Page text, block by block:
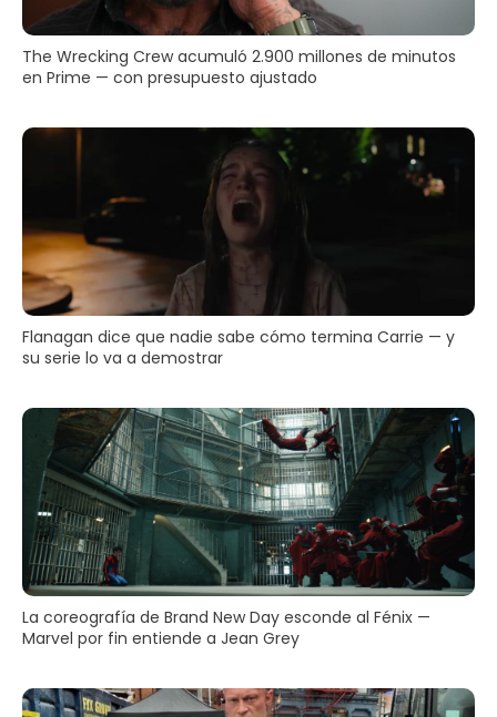
The Wrecking Crew acumuló 2.900 millones de minutos
en Prime — con presupuesto ajustado
Flanagan dice que nadie sabe cómo termina Carrie — y
su serie lo va a demostrar
La coreografía de Brand New Day esconde al Fénix —
Marvel por fin entiende a Jean Grey